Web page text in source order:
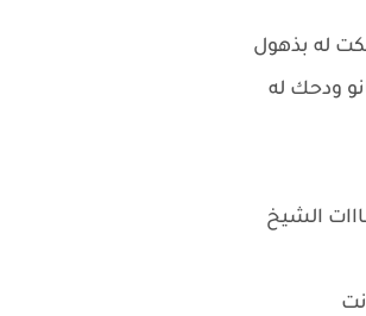
له بذهول
ودحك له
الشيخ